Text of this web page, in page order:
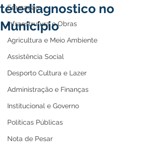
Educação
Infraestrutura e Obras
Agricultura e Meio Ambiente
Assistência Social
Desporto Cultura e Lazer
Administração e Finanças
Institucional e Governo
Políticas Públicas
Nota de Pesar
telediagnostico no
Município